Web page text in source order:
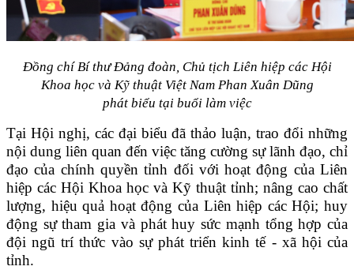
Đồng chí Bí thư Đảng đoàn, Chủ tịch Liên hiệp các Hội
Khoa học và Kỹ thuật Việt Nam Phan Xuân Dũng
phát biểu tại buổi làm việc
Tại Hội nghị, các đại biểu đã thảo luận, trao đổi những
nội dung liên quan đến việc tăng cường sự lãnh đạo, chỉ
đạo của chính quyền tỉnh đối với hoạt động của Liên
hiệp các Hội Khoa học và Kỹ thuật tỉnh; nâng cao chất
lượng, hiệu quả hoạt động của Liên hiệp các Hội; huy
động sự tham gia và phát huy sức mạnh tổng hợp của
đội ngũ trí thức vào sự phát triển kinh tế - xã hội của
tỉnh.